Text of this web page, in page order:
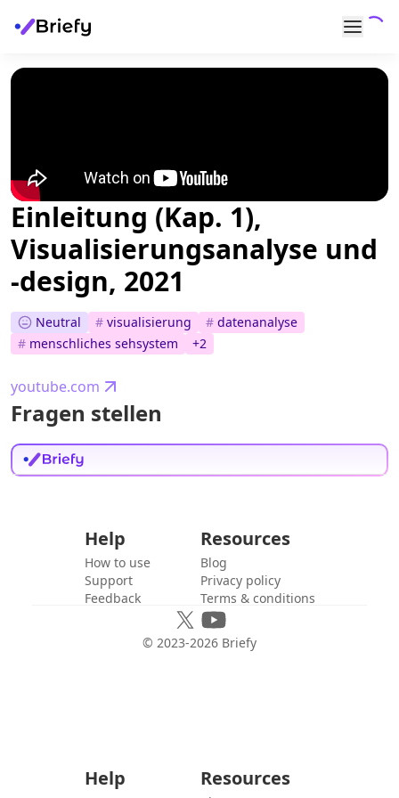
Einleitung (Kap. 1),
Visualisierungsanalyse und
-design, 2021
Neutral # visualisierung # datenanalyse
# menschliches sehsystem +2
youtube.com
Fragen stellen
Help
How to use
Support
Feedback
Resources
Blog
Privacy policy
Terms & conditions
© 2023-2026 Briefy
Help Resources